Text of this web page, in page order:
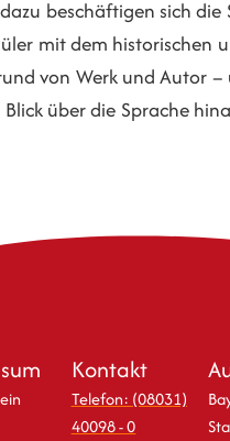
beschäftigen sich die
mit dem historischen
von Werk und Autor
über die Sprache
Kontakt
Telefon: (08031)
40098 - 0